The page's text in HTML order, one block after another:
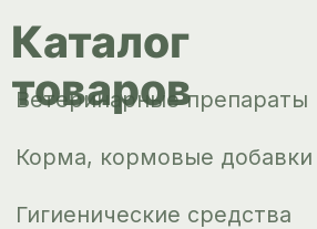
Инкубация
Доставка и
оплата
О компании
Новости